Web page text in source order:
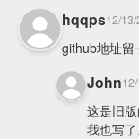
hqqps12/
github地址留
John
这是旧
我也写